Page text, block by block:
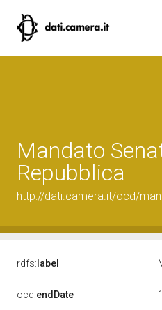
Mandato
Repubblica
http://dati.camera.it/ocd/
rdfs: label
ocd:endDate